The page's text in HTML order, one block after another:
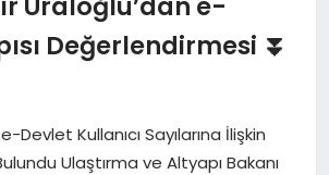
Değerlendirmesi ⏬
Devlet Kullanıcı Sayılarına İlişkin
Ulaştırma ve Altyapı Bakanı